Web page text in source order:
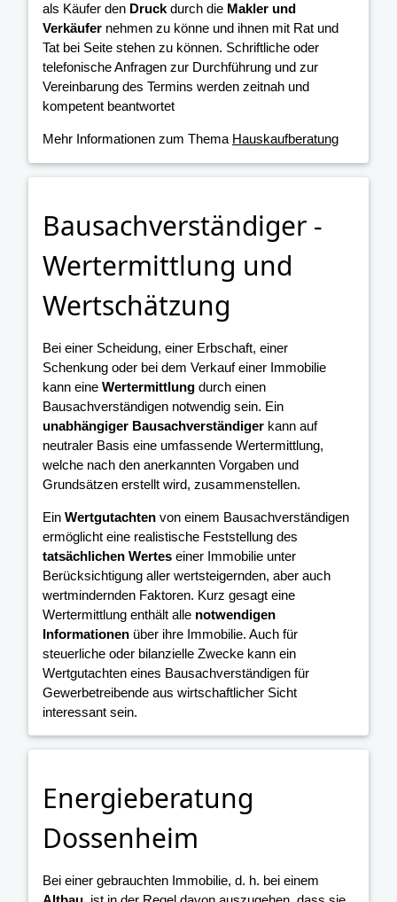
als Käufer den Druckdurch die Makler und
Verkäufer nehmen zu könne und ihnen mit Rat und
Tat bei Seite stehen zu können. Schriftliche oder
telefonische Anfragen zur Durchführung und zur
Vereinbarung des Termins werden zeitnah und
kompetent beantwortet
Mehr Informationen zum Thema Hauskaufberatung
Bausachverständiger -
Wertermittlung und
Wertschätzung
Bei einer Scheidung, einer Erbschaft, einer
Schenkung oder bei dem Verkauf einer Immobilie
kann eine Wertermittlung durch einen
Bausachverständigen notwendig sein. Ein
unabhängiger Bausachverständiger kann auf
neutraler Basis eine umfassende Wertermittlung,
welche nach den anerkannten Vorgaben und
Grundsätzen erstellt wird, zusammenstellen.
Ein Wertgutachten von einem Bausachverständigen
ermöglicht eine realistische Feststellung des
tatsächlichen Wertes einer Immobilie unter
Berücksichtigung aller wertsteigernden, aber auch
wertmindernden Faktoren. Kurz gesagt eine
Wertermittlung enthält alle notwendigen
Informationen über ihre Immobilie. Auch für
steuerliche oder bilanzielle Zwecke kann ein
Wertgutachten eines Bausachverständigen für
Gewerbetreibende aus wirtschaftlicher Sicht
interessant sein.
Energieberatung
Dossenheim
Bei einer gebrauchten Immobilie, d. h. bei einem